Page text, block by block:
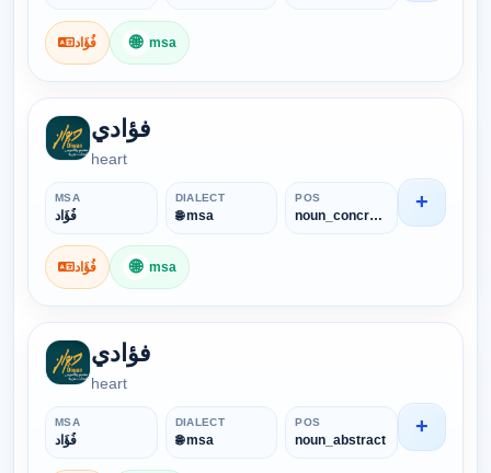
فُؤَاد 🌐 msa
فؤادي
heart
MSA
فُؤَاد
DIALECT
🌐 msa
POS
noun_concrete
فُؤَاد 🌐 msa
+
فؤادي
heart
MSA
فُؤَاد
DIALECT
🌐 msa
POS
noun_abstract
+